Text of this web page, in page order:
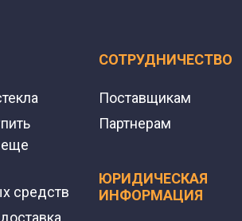
еще
средств
СОТРУДНИЧЕСТВО
Поставщикам
Партнерам
ЮРИДИЧЕСКАЯ
ИНФОРМАЦИЯ